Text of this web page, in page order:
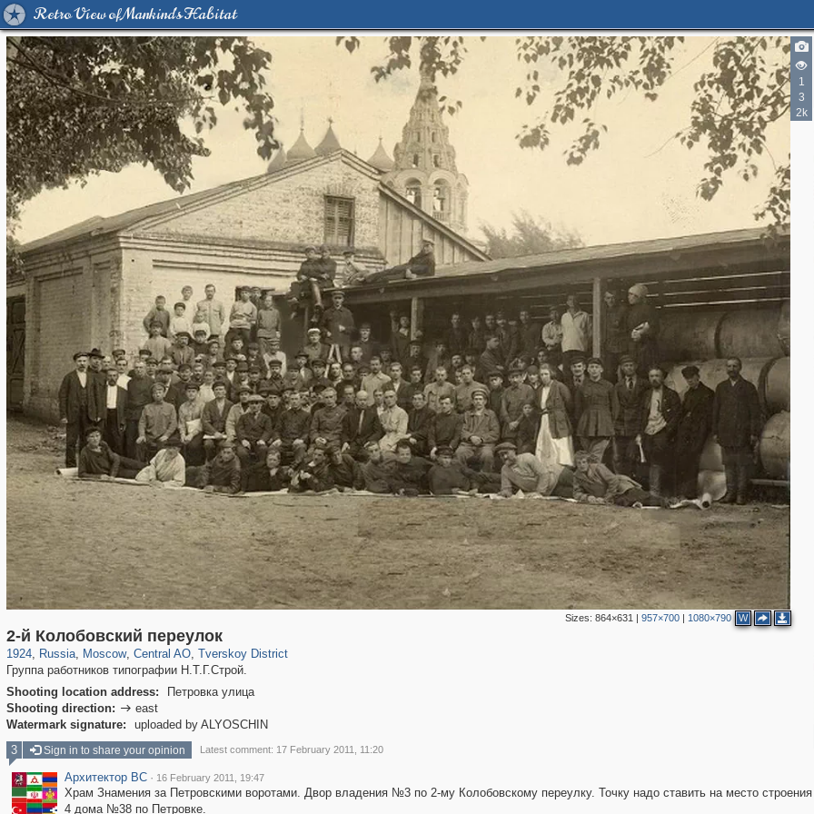
Retro View of Mankind's Habitat
1
3
2k
Sizes: 864×631 | 957×700| 1080×790 W
2-й Колобовский переулок
1924, Russia
1,406,686 29,243
, Moscow
319,864 8,286
, Central AO
160,011 5,916
, Tverskoy District
53,052
Группа работников типографии Н.Т.Г.Строй.
Shooting location address:
Петровка улица
Shooting direction:  east
Watermark signature:
uploaded by ALYOSCHIN
3
3 Sign in to share your opinion Latest comment: 17 February 2011, 11:20
Архитектор ВС · 16 February 2011, 19:47
Храм Знамения за Петровскими воротами. Двор владения №3 по 2-му Колобовскому переулку. Точку надо ставить на место строения
4 дома №38 по Петровке.